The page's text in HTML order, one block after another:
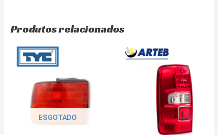
Produtos relacionados
ESGOTADO